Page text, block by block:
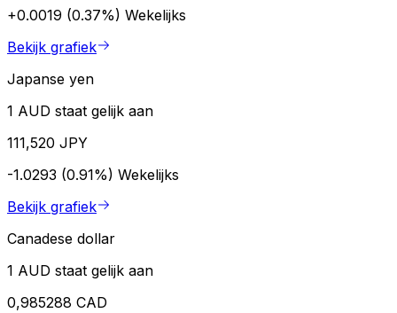
+0.0019 (0.37%) Wekelijks
Bekijk grafiek
Japanse yen
1 AUD staat gelijk aan
111,520 JPY
-1.0293 (0.91%) Wekelijks
Bekijk grafiek
Canadese dollar
1 AUD staat gelijk aan
0,985288 CAD